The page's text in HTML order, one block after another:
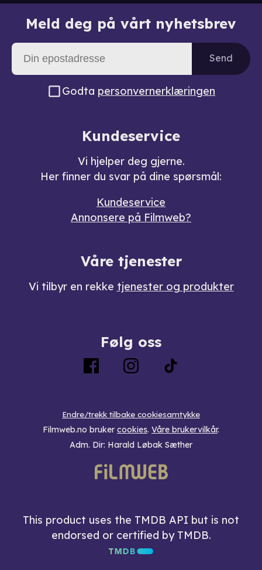
Meld deg på vårt nyhetsbrev
Send
Godta personvernerklæringen
Kundeservice
Vi hjelper deg gjerne.
Her finner du svar på dine spørsmål:
Kundeservice
Annonsere på Filmweb?
Våre tjenester
Vi tilbyr en rekke tjenester og produkter
Følg oss
Endre/trekk tilbake cookiesamtykke
Filmweb.no bruker cookies. Våre brukervilkår.
Adm. Dir: Harald Løbak Sæther
This product uses the TMDB API but is not
endorsed or certified by TMDB.